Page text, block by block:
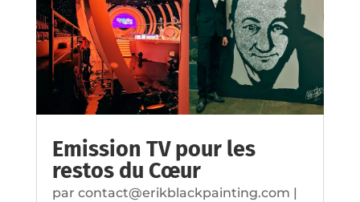
Emission TV pour les
restos du Cœur
par contact@erikblackpainting.com